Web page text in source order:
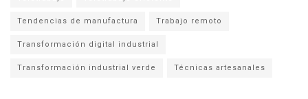
Tendencias de manufactura Trabajo remoto
Transformación digital industrial
Transformación industrial verde Técnicas artesanales